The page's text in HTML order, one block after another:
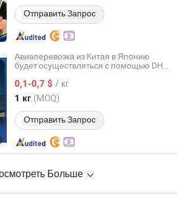
Отправить Запрос
Авиаперевозка из Китая в Японию
будет осуществляться с помощью DHL,
0,1-0,7 $ / кг
1 кг (MOQ)
Отправить Запрос
Freight Forwarding Co.,
с 2024
Больше